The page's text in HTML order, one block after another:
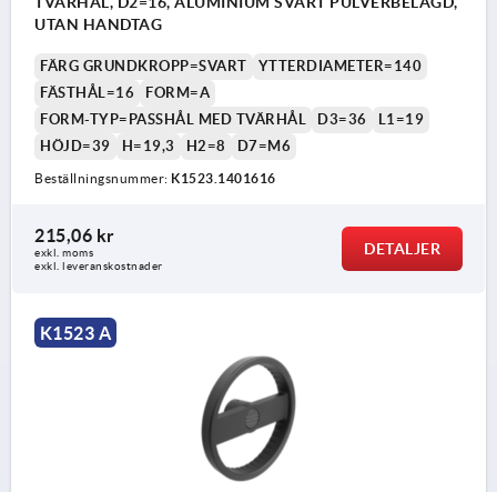
UTAN HANDTAG
FÄRG GRUNDKROPP=SVART
YTTERDIAMETER=140
FÄSTHÅL=16
FORM=A
FORM-TYP=PASSHÅL MED TVÄRHÅL
D3=36
L1=19
HÖJD=39
H=19,3 H2=8 D7=M6
Beställningsnummer: K1523.1401616
215,06 kr
exkl. moms
exkl. leveranskostnader
DETALJER
K1523 A